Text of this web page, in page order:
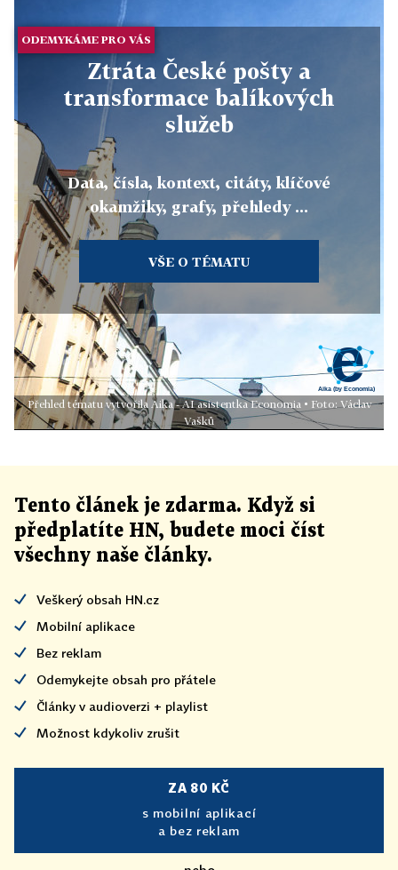
ODEMYKÁME PRO VÁS
Ztráta České pošty a
transformace balíkových
služeb
Data, čísla, kontext, citáty, klíčové
okamžiky, grafy, přehledy ...
VŠE O TÉMATU
Přehled tématu vytvořila Aika - AI asistentka Economia • Foto: Václav
Vašků
Tento článek je zdarma. Když si
předplatíte HN, budete moci číst
všechny naše články.
Veškerý obsah HN.cz
Mobilní aplikace
Bez reklam
Odemykejte obsah pro přátele
Články v audioverzi + playlist
Možnost kdykoliv zrušit
ZA 80 KČ
s mobilní aplikací
a bez reklam